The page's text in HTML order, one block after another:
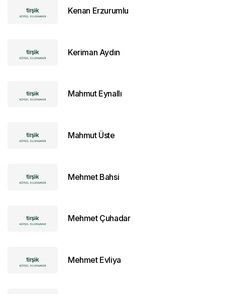
Kenan Erzurumlu
Keriman Aydın
Mahmut Eynallı
Mahmut Üste
Mehmet Bahsi
Mehmet Çuhadar
Mehmet Evliya